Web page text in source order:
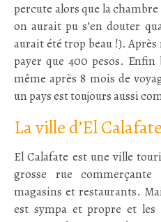
percute alors que la
on aurait pu s’en douter
aurait été trop beau !).
payer que 400 pesos.
même après 8 mois de
un pays est toujours aussi
La ville d’El Calafate
El Calafate est une ville
grosse rue
magasins et restaurants.
est sympa et propre et les